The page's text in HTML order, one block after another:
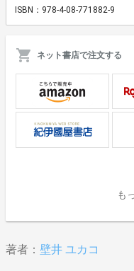
ISBN：978-4-08-771882-9
ネット書店で注文する
著者： 壁井 ユカコ